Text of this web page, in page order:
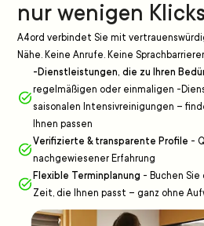
nur wenigen Klicks
A4ord verbindet Sie mit
Nähe. Keine Anrufe. Keine
-Dienstleistungen, die zu Ihren
regelmäßigen oder einmaligen -
saisonalen Intensivreinigungen –
Ihnen passen
Verifizierte & transparente Profile -
nachgewiesener Erfahrung
Flexible Terminplanung - Buchen
Zeit, die Ihnen passt – ganz ohne